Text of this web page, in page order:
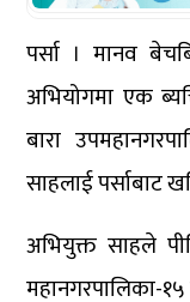
पर्सा । मानव
अभियोगमा एक
बारा
साहलाई पर्साबाट
अभियुक्त साहले
महानगरपालिका-